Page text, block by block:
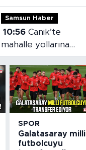
ücretsiz eğitim
fırsatı!
Samsun Haber
10:56 Canik’te
mahalle yollarına
bakım! Gödekli’de
yoğun mesai
SPOR
Galatasaray milli
futbolcuyu